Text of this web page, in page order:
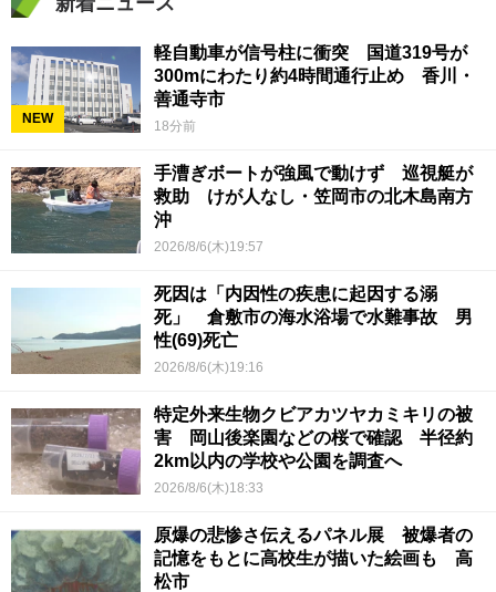
NEW
軽自動車が信号柱に衝突 国道319号が
300mにわたり約4時間通行止め 香川・
善通寺市
18分前
手漕ぎボートが強風で動けず 巡視艇が
救助 けが人なし・笠岡市の北木島南方
沖
2026/8/6(木)19:57
死因は「内因性の疾患に起因する溺
死」 倉敷市の海水浴場で水難事故 男
性(69)死亡
2026/8/6(木)19:16
特定外来生物クビアカツヤカミキリの被
害 岡山後楽園などの桜で確認 半径約
2km以内の学校や公園を調査へ
2026/8/6(木)18:33
原爆の悲惨さ伝えるパネル展 被爆者の
記憶をもとに高校生が描いた絵画も 高
松市